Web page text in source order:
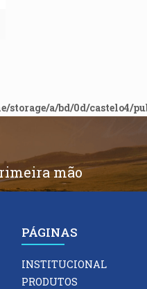
storage/a/bd/0d/castelo4/
mão
PÁGINAS
INSTITUCIONAL
PRODUTOS